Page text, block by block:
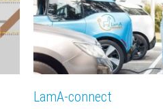
LamA-connect